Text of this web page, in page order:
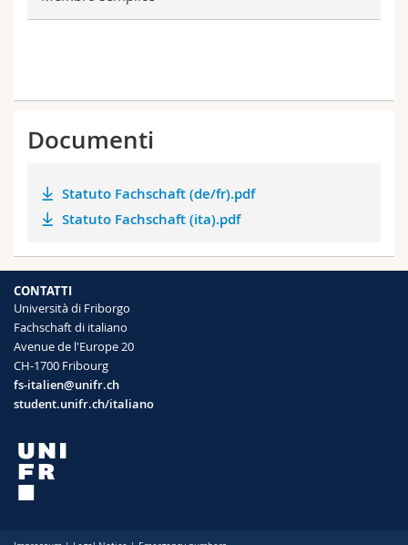
Documenti
Statuto Fachschaft (de/fr).pdf
Statuto Fachschaft (ita).pdf
CONTATTI
Università di Friborgo
Fachschaft di italiano
Avenue de l'Europe 20
CH-1700 Fribourg
fs-italien@unifr.ch
student.unifr.ch/italiano